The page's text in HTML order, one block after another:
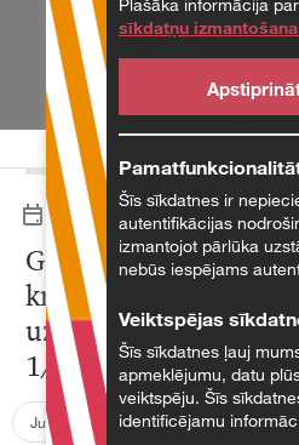
07.01.2025
Gaidāmi jaunumi
kreditēšanā – šoreiz
uzmanības centrā
1/2/25
Juridiskie jautājumi Atvērtie raksti
Plašāka informācija
sīkdatņu
Šīs sīkdatnes ir
autentifikācijas
izmantojot pārlūka
nebūs iespējams
Veiktspējas
Šīs sīkdatnes ļauj
apmeklējumu, datu
veiktspēju. Šīs
identificējamu